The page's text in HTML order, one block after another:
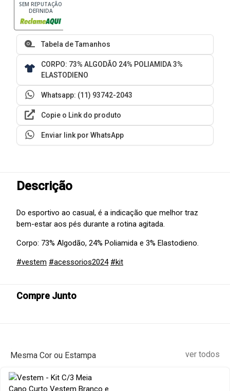
SEM REPUTAÇÃO
DEFINIDA
Tabela de Tamanhos
CORPO: 73% ALGODÃO 24% POLIAMIDA 3%
ELASTODIENO
Whatsapp: (11) 93742-2043
Copie o Link do produto
Enviar link por WhatsApp
Descrição
Do esportivo ao casual, é a indicação que melhor traz
bem-estar aos pés durante a rotina agitada.
Corpo: 73% Algodão, 24% Poliamida e 3% Elastodieno.
#vestem #acessorios2024 #kit
Compre Junto
Mesma Cor ou Estampa ver todos